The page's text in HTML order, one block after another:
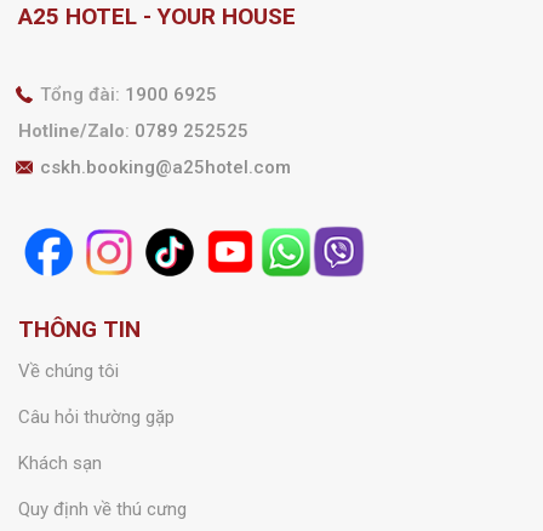
A25 HOTEL - YOUR HOUSE
Tổng đài: 1900 6925
Hotline/Zalo: 0789 252525
cskh.booking@a25hotel.com
THÔNG TIN
Về chúng tôi
Câu hỏi thường gặp
Khách sạn
Quy định về thú cưng